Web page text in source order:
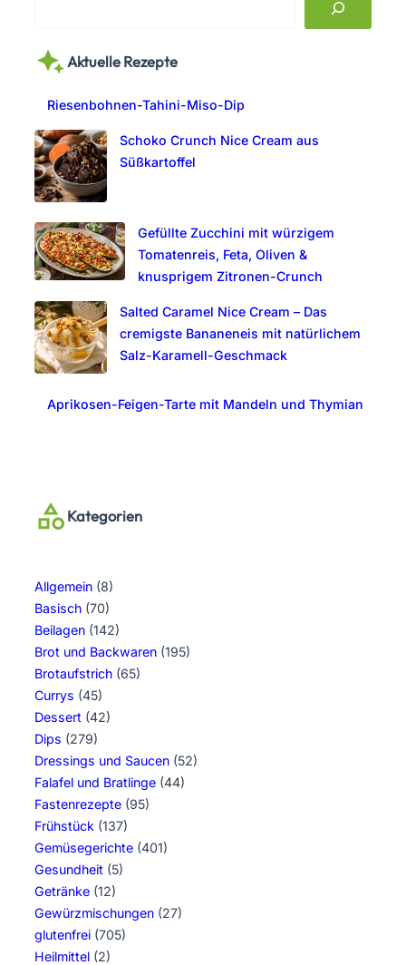
r
Aktuelle Rezepte
Riesenbohnen-Tahini-Miso-Dip
Schoko Crunch Nice Cream aus
Süßkartoffel
Gefüllte Zucchini mit würzigem
Tomatenreis, Feta, Oliven &
knusprigem Zitronen-Crunch
Salted Caramel Nice Cream – Das
cremigste Bananeneis mit natürlichem
Salz-Karamell-Geschmack
Aprikosen-Feigen-Tarte mit Mandeln und Thymian
Kategorien
Allgemein (8)
Basisch (70)
Beilagen (142)
Brot und Backwaren (195)
Brotaufstrich (65)
Currys (45)
Dessert (42)
Dips (279)
Dressings und Saucen (52)
Falafel und Bratlinge (44)
Fastenrezepte (95)
Frühstück (137)
Gemüsegerichte (401)
Gesundheit (5)
Getränke (12)
Gewürzmischungen (27)
glutenfrei (705)
Heilmittel (2)